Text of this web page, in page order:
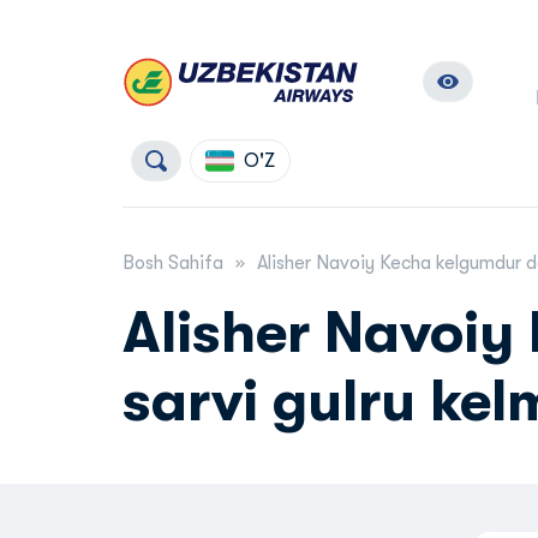
O'Z
Bosh Sahifa Alisher Navoiy Kecha kelgumdur
Alisher Navoiy
sarvi gulru